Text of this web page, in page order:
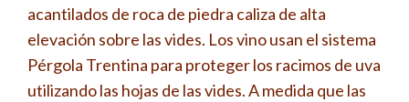
acantilados de roca de piedra caliza de alta
elevación sobre las vides. Los vino usan el sistema
Pérgola Trentina para proteger los racimos de uva
utilizando las hojas de las vides. A medida que las